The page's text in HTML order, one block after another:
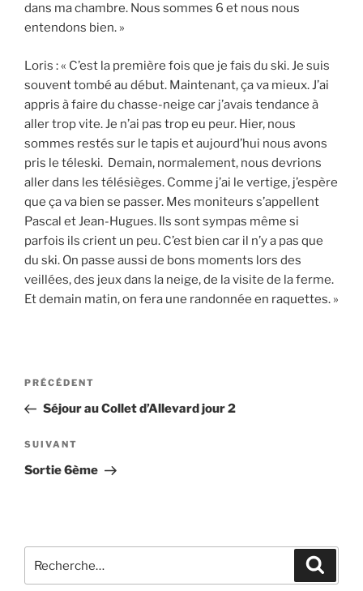
dans ma chambre. Nous sommes 6 et nous nous
entendons bien. »
Loris : « C’est la première fois que je fais du ski. Je suis
souvent tombé au début. Maintenant, ça va mieux. J’ai
appris à faire du chasse-neige car j’avais tendance à
aller trop vite. Je n’ai pas trop eu peur. Hier, nous
sommes restés sur le tapis et aujourd’hui nous avons
pris le téleski. Demain, normalement, nous devrions
aller dans les télésièges. Comme j’ai le vertige, j’espère
que ça va bien se passer. Mes moniteurs s’appellent
Pascal et Jean-Hugues. Ils sont sympas même si
parfois ils crient un peu. C’est bien car il n’y a pas que
du ski. On passe aussi de bons moments lors des
veillées, des jeux dans la neige, de la visite de la ferme.
Et demain matin, on fera une randonnée en raquettes. »
PRÉCÉDENT
Séjour au Collet d’Allevard jour 2
SUIVANT
Sortie 6ème